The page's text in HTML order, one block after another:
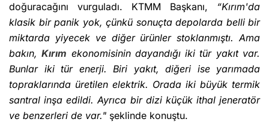
doğuracağını vurguladı. KTMM Başkanı, “Kırım'da
klasik bir panik yok, çünkü sonuçta depolarda belli bir
miktarda yiyecek ve diğer ürünler stoklanmıştı. Ama
bakın,Kırım ekonomisinin dayandığı iki tür yakıt var.
Bunlar iki tür enerji. Biri yakıt, diğeri ise yarımada
topraklarında üretilen elektrik. Orada iki büyük termik
santral inşa edildi. Ayrıca bir dizi küçük ithal jeneratör
ve benzerleri de var." şeklinde konuştu.